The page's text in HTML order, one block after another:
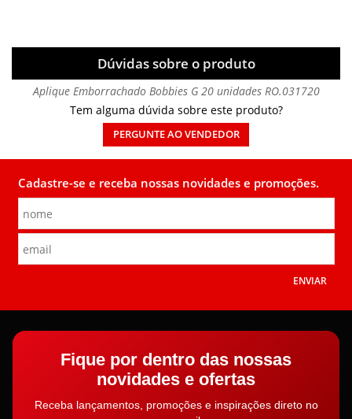
Dúvidas sobre o produto
Aplique Emborrachado Bobbies G 20 unidades RO.031720
Tem alguma dúvida sobre este produto?
PERGUNTE AO VENDEDOR
Cadastre-se e receba nossas novidades e promoções.
ENVIAR
Fique por dentro das nossas
novidades e ofertas
Receba lançamentos, promoções e inspirações direto no